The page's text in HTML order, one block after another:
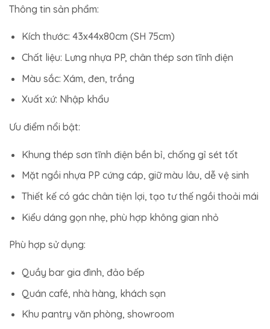
Thông tin sản phẩm:
Kích thước: 43x44x80cm (SH 75cm)
Chất liệu: Lưng nhựa PP, chân thép sơn tĩnh điện
Màu sắc: Xám, đen, trắng
Xuất xứ: Nhập khẩu
Ưu điểm nổi bật:
Khung thép sơn tĩnh điện bền bỉ, chống gỉ sét tốt
Mặt ngồi nhựa PP cứng cáp, giữ màu lâu, dễ vệ sinh
Thiết kế có gác chân tiện lợi, tạo tư thế ngồi thoải mái
Kiểu dáng gọn nhẹ, phù hợp không gian nhỏ
Phù hợp sử dụng:
Quầy bar gia đình, đảo bếp
Quán café, nhà hàng, khách sạn
Khu pantry văn phòng, showroom